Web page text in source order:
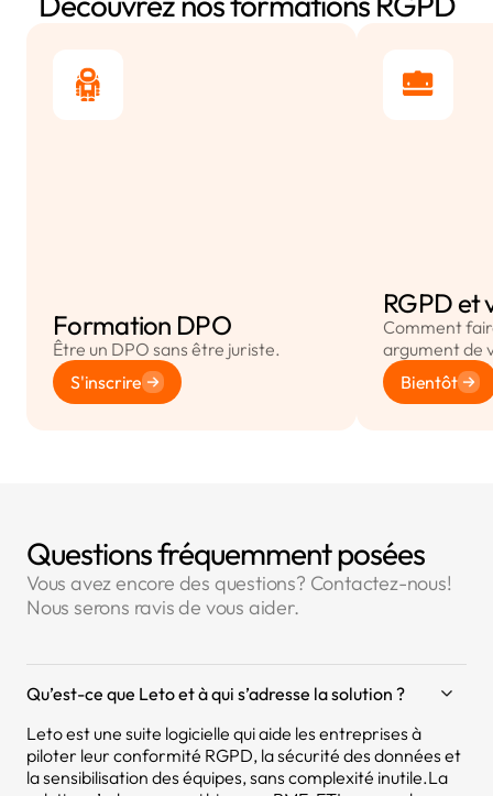
Formation DPO
Être un DPO sans être juriste.
S'inscrire
RGPD et
Comment
argument de
Bientôt
Questions fréquemment posées
Vous avez encore des questions? Contactez-nous!
Nous serons ravis de vous aider.
Qu’est-ce que Leto et à qui s’adresse la solution ?
Leto est une suite logicielle qui aide les entreprises à
piloter leur conformité RGPD, la sécurité des données et
la sensibilisation des équipes, sans complexité inutile.La